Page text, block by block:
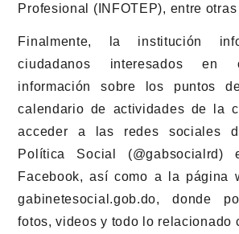
Profesional (INFOTEP), entre
Finalmente, la institución
ciudadanos interesados en
información sobre los puntos
calendario de actividades de la
acceder a las redes sociales
Política Social (@gabsocialrd)
Facebook, así como a la página
gabinetesocial.gob.do, donde
fotos, videos y todo lo relacionado